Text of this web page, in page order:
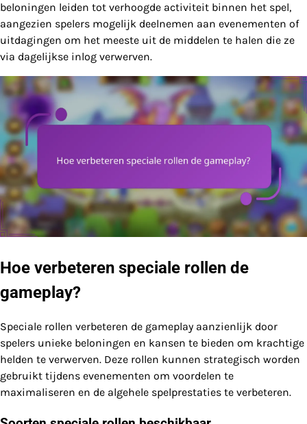
beloningen leiden tot verhoogde activiteit binnen het spel,
aangezien spelers mogelijk deelnemen aan evenementen of
uitdagingen om het meeste uit de middelen te halen die ze
via dagelijkse inlog verwerven.
Hoe verbeteren speciale rollen de
gameplay?
Speciale rollen verbeteren de gameplay aanzienlijk door
spelers unieke beloningen en kansen te bieden om krachtige
helden te verwerven. Deze rollen kunnen strategisch worden
gebruikt tijdens evenementen om voordelen te
maximaliseren en de algehele spelprestaties te verbeteren.